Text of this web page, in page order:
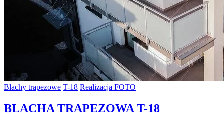
Blachy trapezowe T-18 Realizacja FOTO
BLACHA TRAPEZOWA T-18